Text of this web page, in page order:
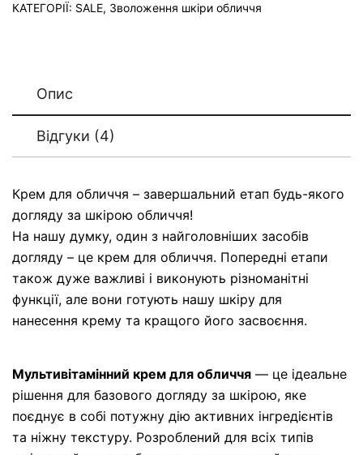
КАТЕГОРІЇ: SALE, Зволоження шкіри обличчя
Опис
Відгуки (4)
Крем для обличчя – завершальний етап будь-якого
догляду за шкірою обличчя!
На нашу думку, один з найголовніших засобів
догляду – це крем для обличчя. Попередні етапи
також дуже важливі і виконують різноманітні
функції, але вони готують нашу шкіру для
нанесення крему та кращого його засвоєння.
Мультивітамінний крем для обличчя — це ідеальне
рішення для базового догляду за шкірою, яке
поєднує в собі потужну дію активних інгредієнтів
та ніжну текстуру. Розроблений для всіх типів